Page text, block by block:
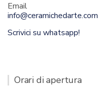
Email
info@ceramichedarte.com
Scrivici su whatsapp!
Orari di apertura